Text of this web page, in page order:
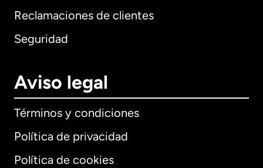
Reclamaciones de clientes
Seguridad
Aviso legal
Términos y condiciones
Política de privacidad
Política de cookies